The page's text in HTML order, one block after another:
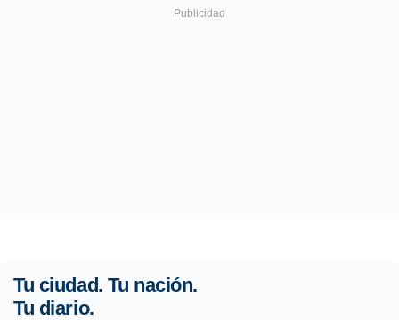
Tu ciudad. Tu nación.
Tu diario.